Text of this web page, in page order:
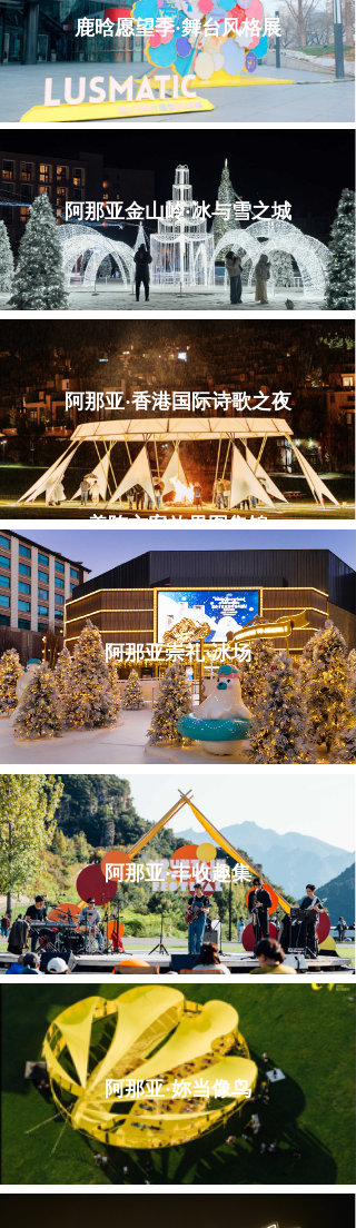
鹿晗愿望季·舞台风格展
阿那亚金山岭·冰与雪之城
阿那亚·香港国际诗歌之夜
美陈方案效果图集锦
阿那亚崇礼·冰场
阿那亚·丰收趣集
阿那亚·妳当像鸟